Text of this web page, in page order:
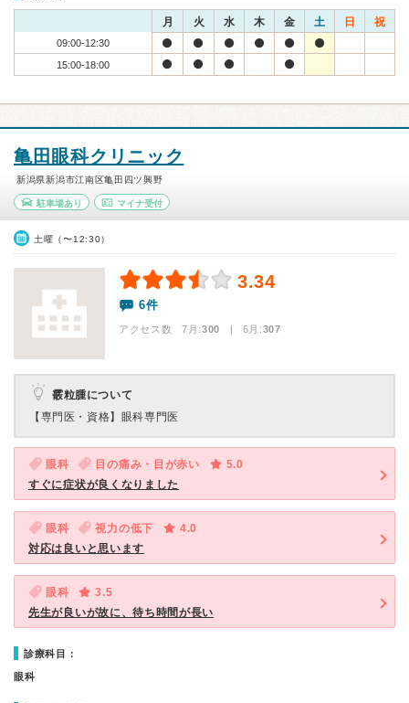
月 火 水 木 金 土 日 祝
09:00-12:30
15:00-18:00
亀田眼科クリニック
新潟県新潟市江南区亀田四ツ興野
駐車場あり マイナ受付
土曜（〜12:30）
3.34
6件
アクセス数 7月:300 | 6月:307
霰粒腫について
【専門医・資格】 眼科専門医
眼科 目の痛み・目が赤い
5.0
すぐに症状が良くなりました
眼科 視力の低下
4.0
対応は良いと思います
眼科
3.5
先生が良いが故に、待ち時間が長い
診療科目：
眼科